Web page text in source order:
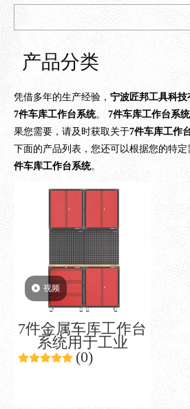
产品分类
凭借多年的生产经验， 宁波匠邦工具科技
7件车库工作台系统。 7件车库工作台系统
果您需要，请及时获取关于7件车库工作
下面的产品列表，您还可以根据您的特
件车库工作台系统。
视频
7件金属车库工作台
系统用于工业
(0)